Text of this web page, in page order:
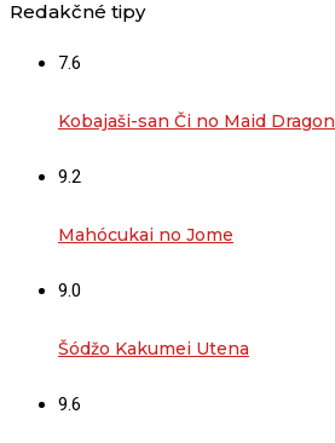
Redakčné tipy
7.6
Kobajaši-san Či no Maid Dragon
9.2
Mahócukai no Jome
9.0
Šódžo Kakumei Utena
9.6